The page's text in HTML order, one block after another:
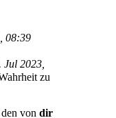
08:39
Jul 2023,
zu
von dir